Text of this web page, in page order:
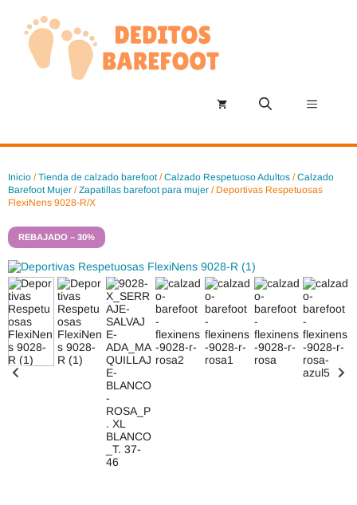
contenido
Menú
Inicio /Tienda de calzado barefoot/Calzado Respetuoso Adultos /Calzado
Barefoot Mujer /Zapatillas barefoot para mujer / Deportivas Respetuosas
FlexiNens 9028-R/X
REBAJADO – 30%